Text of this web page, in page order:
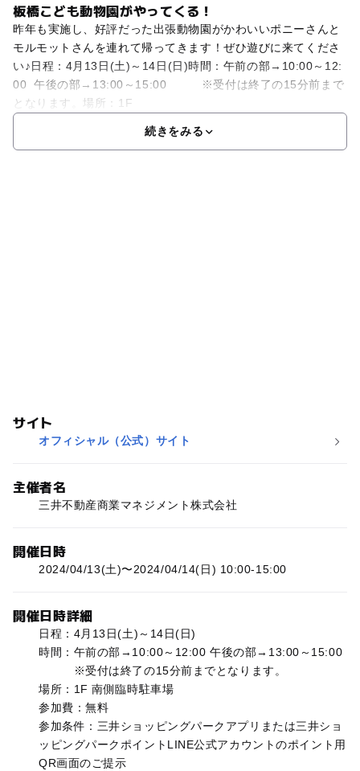
板橋こども動物園がやってくる！
昨年も実施し、好評だった出張動物園がかわいいポニーさんと
モルモットさんを連れて帰ってきます！ぜひ遊びに来てくださ
い♪日程：4月13日(土)～14日(日)時間：午前の部→10:00～12:
00 午後の部→13:00～15:00 ※受付は終了の15分前まで
となります。場所：1F
続きをみる
サイト
オフィシャル（公式）サイト
主催者名
三井不動産商業マネジメント株式会社
開催日時
2024/04/13(土)〜2024/04/14(日) 10:00-15:00
開催日時詳細
日程：4月13日(土)～14日(日)
時間：午前の部→10:00～12:00 午後の部→13:00～15:00
※受付は終了の15分前までとなります。
場所：1F 南側臨時駐車場
参加費：無料
参加条件：三井ショッピングパークアプリまたは三井ショ
ッピングパークポイントLINE公式アカウントのポイント用
QR画面のご提示